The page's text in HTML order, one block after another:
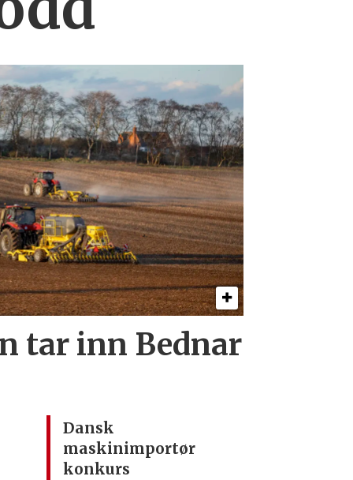
tar inn Bednar
Dansk
maskinimportør
konkurs